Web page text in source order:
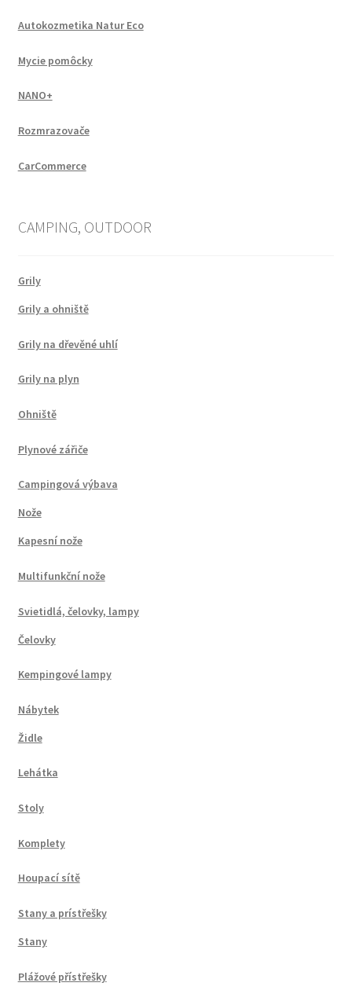
Autokozmetika Natur Eco
Mycie pomôcky
NANO+
Rozmrazovače
CarCommerce
CAMPING, OUTDOOR
Grily
Grily a ohniště
Grily na dřevěné uhlí
Grily na plyn
Ohniště
Plynové zářiče
Campingová výbava
Nože
Kapesní nože
Multifunkční nože
Svietidlá, čelovky, lampy
Čelovky
Kempingové lampy
Nábytek
Židle
Lehátka
Stoly
Komplety
Houpací sítě
Stany a prístřešky
Stany
Plážové přístřešky